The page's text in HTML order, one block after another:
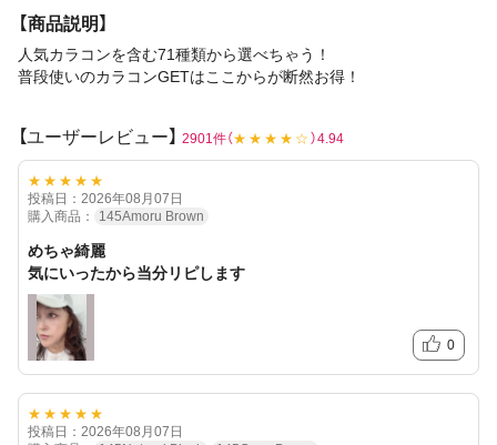
【商品説明】
人気カラコンを含む71種類から選べちゃう！
普段使いのカラコンGETはここからが断然お得！
【ユーザーレビュー】 2901件（★★★★☆ ）4.94
★★★★★
投稿日：2026年08月07日
購入商品：
145Amoru Brown
めちゃ綺麗
気にいったから当分リピします
0
★★★★★
投稿日：2026年08月07日